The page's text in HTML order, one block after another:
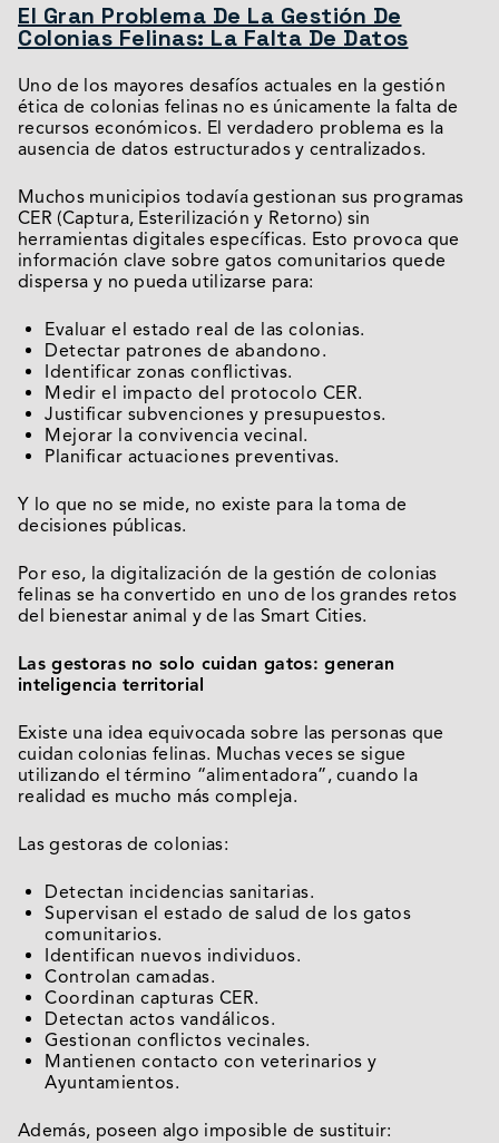
El Gran Problema De La Gestión De
Colonias Felinas: La Falta De Datos
Uno de los mayores desafíos actuales en la gestión
ética de colonias felinas no es únicamente la falta de
recursos económicos. El verdadero problema es la
ausencia de datos estructurados y centralizados.
Muchos municipios todavía gestionan sus programas
CER (Captura, Esterilización y Retorno) sin
herramientas digitales específicas. Esto provoca que
información clave sobre gatos comunitarios quede
dispersa y no pueda utilizarse para:
Evaluar el estado real de las colonias.
Detectar patrones de abandono.
Identificar zonas conflictivas.
Medir el impacto del protocolo CER.
Justificar subvenciones y presupuestos.
Mejorar la convivencia vecinal.
Planificar actuaciones preventivas.
Y lo que no se mide, no existe para la toma de
decisiones públicas.
Por eso, la digitalización de la gestión de colonias
felinas se ha convertido en uno de los grandes retos
del bienestar animal y de las Smart Cities.
Las gestoras no solo cuidan gatos: generan
inteligencia territorial
Existe una idea equivocada sobre las personas que
cuidan colonias felinas. Muchas veces se sigue
utilizando el término “alimentadora”, cuando la
realidad es mucho más compleja.
Las gestoras de colonias:
Detectan incidencias sanitarias.
Supervisan el estado de salud de los gatos
comunitarios.
Identifican nuevos individuos.
Controlan camadas.
Coordinan capturas CER.
Detectan actos vandálicos.
Gestionan conflictos vecinales.
Mantienen contacto con veterinarios y
Ayuntamientos.
Además, poseen algo imposible de sustituir: